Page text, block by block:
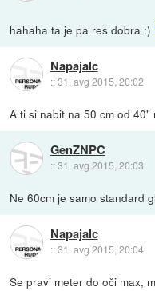
hahaha ta je pa res dobra :)
Napajalc
::31. avg 2015, 20:02
A ti si nabit na 50 cm od 40"
GenZNPC
::31. avg 2015, 20:03
Ne 60cm je samo standard
Napajalc
::31. avg 2015, 20:04
Se pravi meter do oči max,